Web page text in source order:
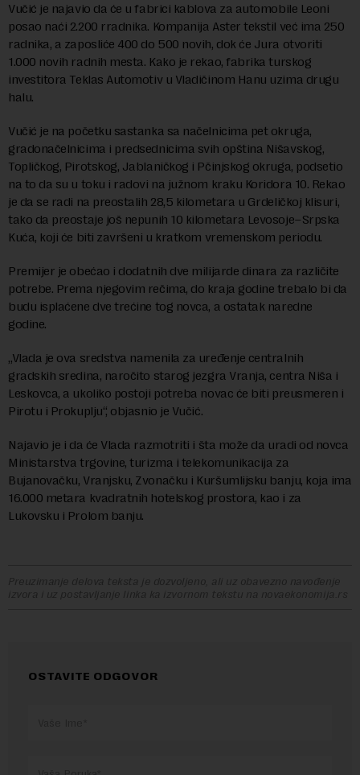
Vučić je najavio da će u fabrici kablova za automobile Leoni
posao naći 2.200 rradnika. Kompanija Aster tekstil već ima 250
radnika, a zaposliće 400 do 500 novih, dok će Jura otvoriti
1.000 novih radnih mesta. Kako je rekao, fabrika turskog
investitora Teklas Automotiv u Vladičinom Hanu uzima drugu
halu.
Vučić je na početku sastanka sa načelnicima pet okruga,
gradonačelnicima i predsednicima svih opština Nišavskog,
Topličkog, Pirotskog, Jablaničkog i Pčinjskog okruga, podsetio
na to da su u toku i radovi na južnom kraku Koridora 10. Rekao
je da se radi na preostalih 28,5 kilometara u Grdeličkoj klisuri,
tako da preostaje još nepunih 10 kilometara Levosoje–Srpska
Kuća, koji će biti završeni u kratkom vremenskom periodu.
Premijer je obećao i dodatnih dve milijarde dinara za različite
potrebe. Prema njegovim rečima, do kraja godine trebalo bi da
budu isplaćene dve trećine tog novca, a ostatak naredne
godine.
„Vlada je ova sredstva namenila za uređenje centralnih
gradskih sredina, naročito starog jezgra Vranja, centra Niša i
Leskovca, a ukoliko postoji potreba novac će biti preusmeren i
Pirotu i Prokuplju“, objasnio je Vučić.
Najavio je i da će Vlada razmotriti i šta može da uradi od novca
Ministarstva trgovine, turizma i telekomunikacija za
Bujanovačku, Vranjsku, Zvonačku i Kuršumlijsku banju, koja ima
16.000 metara kvadratnih hotelskog prostora, kao i za
Lukovsku i Prolom banju.
Preuzimanje delova teksta je dozvoljeno, ali uz obavezno navođenje
izvora i uz postavljanje linka ka izvornom tekstu na novaekonomija.rs
OSTAVITE ODGOVOR